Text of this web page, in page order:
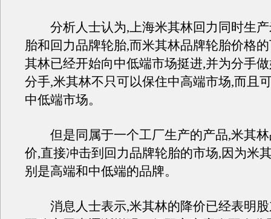
分析人士认为,上海米其林回力同时生产
胎和回力品牌轮胎,而米其林品牌轮胎价格
其林已经开始向中低端市场挺进,并为分手
分手,米其林不只可以保住中高端市场,而且
中低端市场。
但是同属于一个工厂生产的产品,米其林
价,直接冲击到回力品牌轮胎的市场,因为米
别是高端和中低端的品牌。
消息人士表示,米其林的降价已经表明股